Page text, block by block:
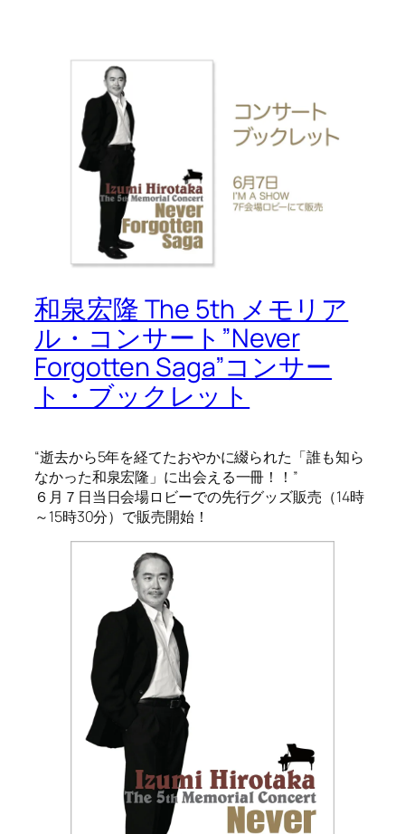
和泉宏隆 The 5th メモリア
ル・コンサート”Never
Forgotten Saga”コンサー
ト・ブックレット
“逝去から5年を経てたおやかに綴られた「誰も知ら
なかった和泉宏隆」に出会える一冊！！”
６月７日当日会場ロビーでの先行グッズ販売（14時
～15時30分）で販売開始！